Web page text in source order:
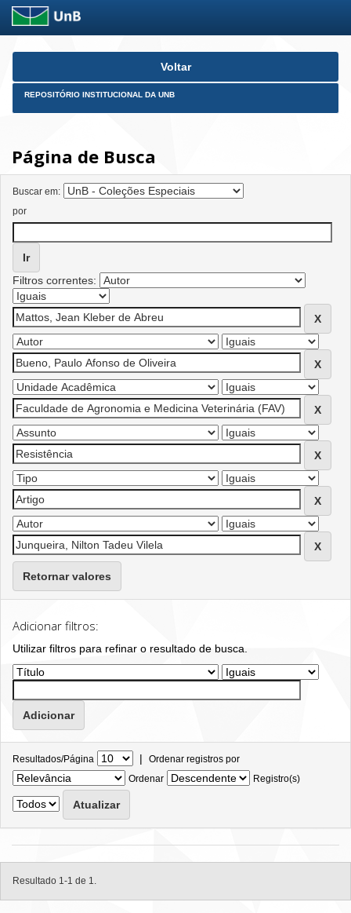
Skip
Voltar
REPOSITÓRIO INSTITUCIONAL DA UNB
Página de Busca
Buscar em:
por
Filtros correntes:
Retornar valores
Adicionar filtros:
Utilizar filtros para refinar o resultado de busca.
Resultados/Página | Ordenar registros por
Ordenar
Registro(s)
Resultado 1-1 de 1.